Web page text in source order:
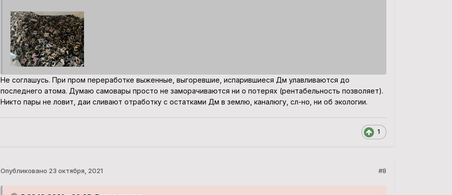
Не соглашусь. При пром переработке выженные, выгоревшие, испарившиеся Дм улавливаются до
последнего атома. Думаю самовары просто не заморачиваются ни о потерях (рентабельность позволяет).
Никто пары не ловит, даи сливают отработку с остатками Дм в землю, каналюгу, сл-но, ни об экологии.
1
#8
Опубликовано 23 октября, 2021